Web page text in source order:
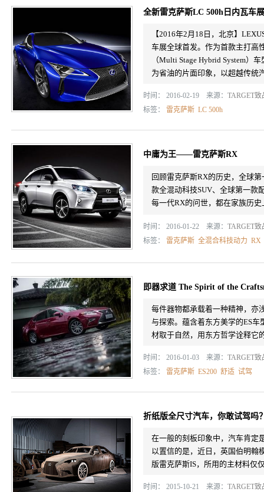
全新雷克萨斯LC 500h日内瓦车
【2016年2月18日，北京】
车展全球首发。作为首款主打高
（Multi Stage Hybrid System）
为省油的片面印象，以超越传统
时间： 2016-02-19 来源： TARGET致
标签： 雷克萨斯 LC 500h
中庸为王——雷克萨斯RX
回顾雷克萨斯RX的历史，全球
款全混动科技SUV、全球第一款
每一代RX的问世，都在家族历
时间： 2016-01-22 来源： TARGET致
标签： 雷克萨斯 全混合科技动力 RX
即器求道 The Spirit of the
每件器物都承载着一种精神，亦
与探索。蕴含着东方美学的ES
材取于自然，用东方哲学诠释
时间： 2016-01-03 来源： TARGET致
标签： 雷克萨斯 ES200 舒适 试驾
折纸版全尺寸汽车，你敢试驾吗
在一般的刻板印象中，汽车肯定
以置信的是，近日，英国伯明翰
版雷克萨斯IS，所用的主材料仅
时间： 2015-10-21 来源： TARGET致